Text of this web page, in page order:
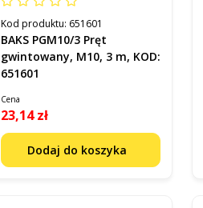
Kod produktu: 651601
BAKS PGM10/3 Pręt
gwintowany, M10, 3 m, KOD:
651601
Cena
23,14 zł
Dodaj do koszyka